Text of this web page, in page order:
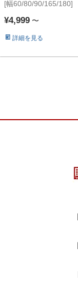
[幅60/80/90/165/180]
¥4,999 〜
詳細を見る